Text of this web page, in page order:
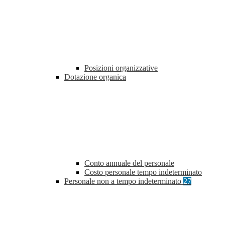
Posizioni organizzative
Dotazione organica
Conto annuale del personale
Costo personale tempo indeterminato
Personale non a tempo indeterminato 27